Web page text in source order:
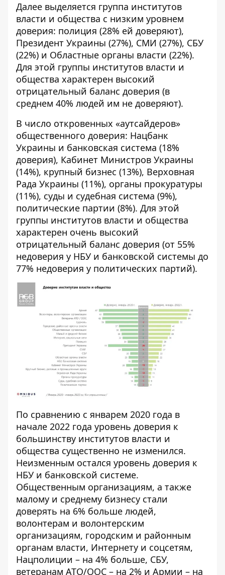
Далее выделяется группа институтов
власти и общества с низким уровнем
доверия: полиция (28% ей доверяют),
Президент Украины (27%), СМИ (27%), СБУ
(22%) и Областные органы власти (22%).
Для этой группы институтов власти и
общества характерен высокий
отрицательный баланс доверия (в
среднем 40% людей им не доверяют).
В число откровенных «аутсайдеров»
общественного доверия: Нацбанк
Украины и банковская система (18%
доверия), Кабинет Министров Украины
(14%), крупный бизнес (13%), Верховная
Рада Украины (11%), органы прокуратуры
(11%), суды и судебная система (9%),
политические партии (8%). Для этой
группы институтов власти и общества
характерен очень высокий
отрицательный баланс доверия (от 55%
недоверия у НБУ и банковской системы до
77% недоверия у политических партий).
По сравнению с январем 2020 года в
начале 2022 года уровень доверия к
большинству институтов власти и
общества существенно не изменился.
Неизменным остался уровень доверия к
НБУ и банковской системе.
Общественным организациям, а также
малому и среднему бизнесу стали
доверять на 6% больше людей,
волонтерам и волонтерским
организациям, городским и районным
органам власти, Интернету и соцсетям,
Нацполиции – на 4% больше, СБУ,
ветеранам АТО/ООС – на 2% и Армии – на